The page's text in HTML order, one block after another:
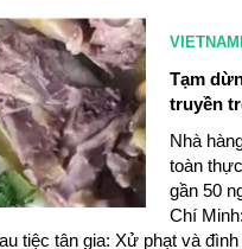
Tạm
truyền
Nhà
toàn
gần 50
Chí
tiệc tân gia: Xử phạt và